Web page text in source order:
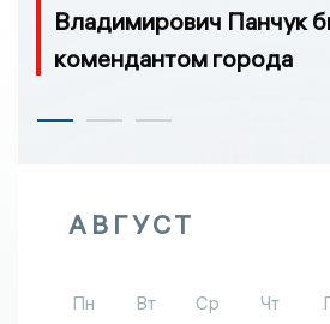
Владимирович Панчук
комендантом города
АВГУСТ
Пн Вт Ср Чт